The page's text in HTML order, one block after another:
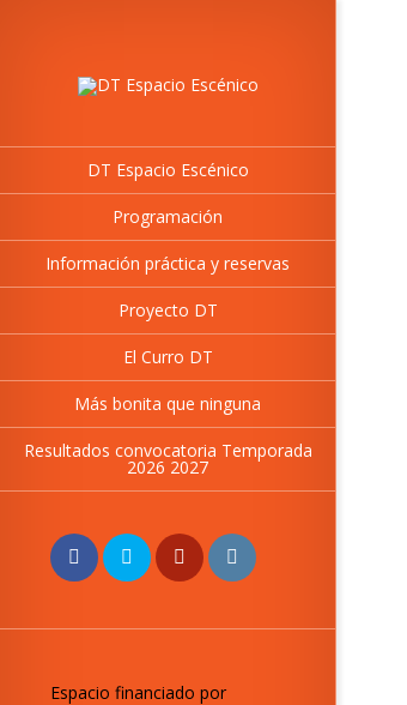
DT Espacio Escénico
Programación
Información práctica y reservas
Proyecto DT
El Curro DT
Más bonita que ninguna
Resultados convocatoria Temporada
2026 2027
Espacio financiado por